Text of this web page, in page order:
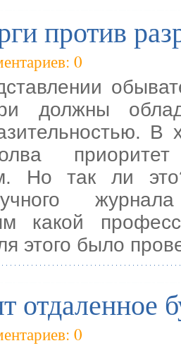
против
0
должны
В
Но так ли
какой
этого было
отдаленное
0